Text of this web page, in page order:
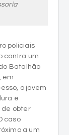
policiais
contra um
Batalhão
em
o jovem
e
de obter
caso
a um